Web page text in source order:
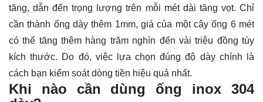
tăng, dẫn đến trọng lượng trên mỗi mét dài tăng vọt. Chỉ
cần thành ống dày thêm 1mm, giá của một cây ống 6 mét
có thể tăng thêm hàng trăm nghìn đến vài triệu đồng tùy
kích thước. Do đó, việc lựa chọn đúng độ dày chính là
cách bạn kiểm soát dòng tiền hiệu quả nhất.
Khi nào cần dùng ống inox 304